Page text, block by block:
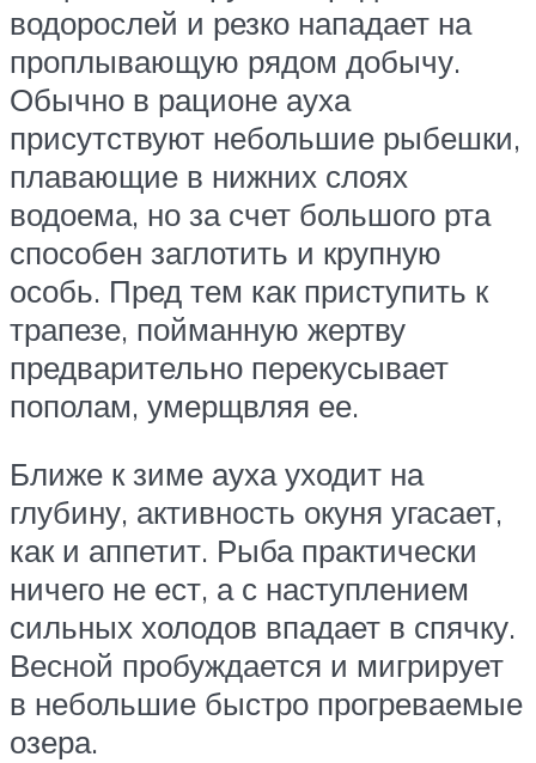
водорослей и резко нападает на
проплывающую рядом добычу.
Обычно в рационе ауха
присутствуют небольшие рыбешки,
плавающие в нижних слоях
водоема, но за счет большого рта
способен заглотить и крупную
особь. Пред тем как приступить к
трапезе, пойманную жертву
предварительно перекусывает
пополам, умерщвляя ее.
Ближе к зиме ауха уходит на
глубину, активность окуня угасает,
как и аппетит. Рыба практически
ничего не ест, а с наступлением
сильных холодов впадает в спячку.
Весной пробуждается и мигрирует
в небольшие быстро прогреваемые
озера.